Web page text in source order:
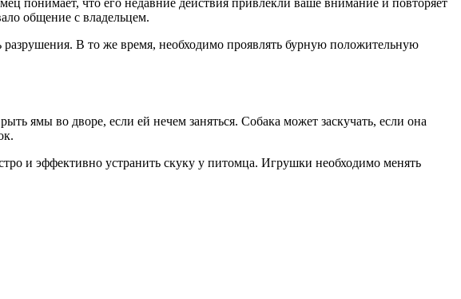
понимает, что его недавние действия привлекли ваше внимание и повторяет
общение с владельцем.
В то же время, необходимо проявлять бурную положительную
ямы во дворе, если ей нечем заняться. Собака может заскучать, если она
и эффективно устранить скуку у питомца. Игрушки необходимо менять